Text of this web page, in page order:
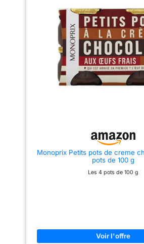
Monoprix Petits pots de creme
pots de 100 g
Les 4 pots de 100 g